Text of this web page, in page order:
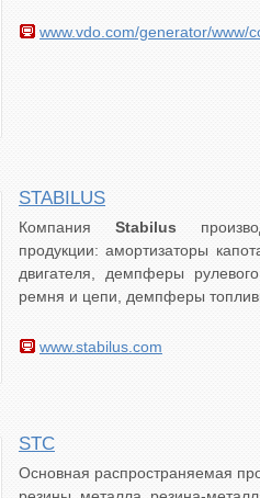
www.vdo.com/generator/www/
STABILUS
Компания Stabilus
продукции: амортизаторы
двигателя, демпферы
ремня и цепи, демпферы
www.stabilus.com
STC
Основная распространяемая